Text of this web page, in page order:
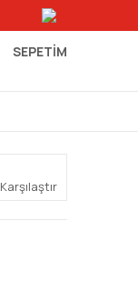
SEPETIM
Karşılaştır